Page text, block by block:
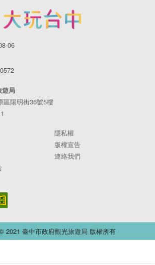
06
遊局
區陽明街36號5樓
隱私權
版權宣告
連絡我們
2021 臺中市政府觀光旅遊局 版權所有